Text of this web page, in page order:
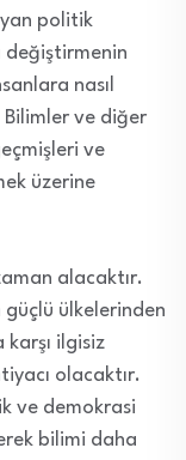
politik
değiştirmenin
nasıl
Bilimler ve diğer
ve
üzerine
alacaktır.
güçlü ülkelerinden
karşı ilgisiz
olacaktır.
ve demokrasi
bilimi daha